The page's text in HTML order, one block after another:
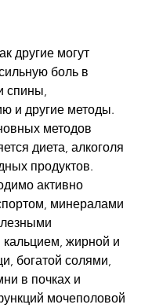
боль в
спины,
и другие методы.
методов
диета, алкоголя
продуктов.
активно
минералами
жирной и
богатой солями,
в почках и
мочеполовой